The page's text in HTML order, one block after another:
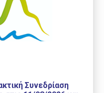
Συνεδρίαση